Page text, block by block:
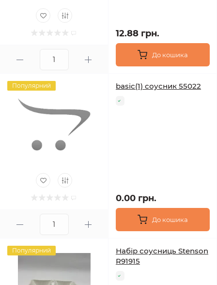
12.88 грн.
До кошика
Популярний basic(1) соусник 55022
0.00 грн.
До кошика
Популярний
Набір соусниць Stenson
R91915